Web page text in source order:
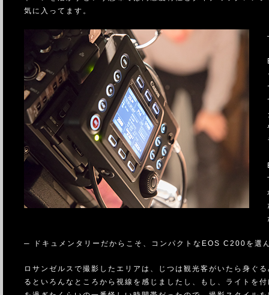
気に入ってます。
─ ドキュメンタリーだからこそ、コンパクトなEOS C200を選
ロサンゼルスで撮影したエリアは、じつは観光客がいたら身ぐ
るといろんなところから視線を感じましたし、もし、ライトを